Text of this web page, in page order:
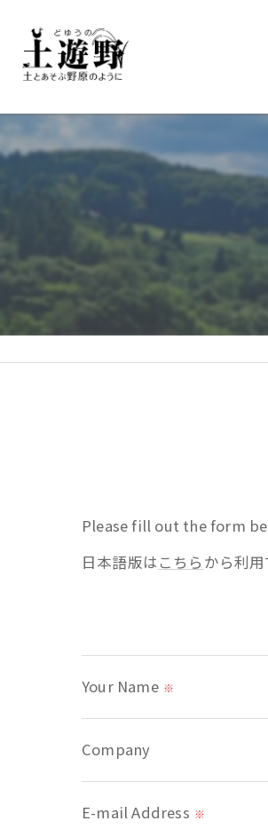
Please fill out the form
日本語版はこちら から利用
Your Name ※
Company
E-mail Address ※